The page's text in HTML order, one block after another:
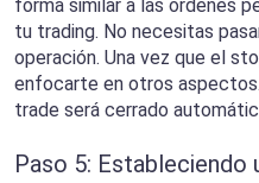
forma similar a las órdenes
tu trading. No necesitas
operación. Una vez que el
enfocarte en otros
trade será cerrado
Paso 5: